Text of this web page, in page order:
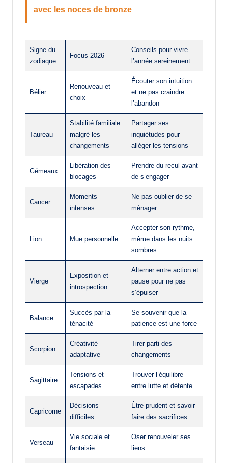
avec les noces de bronze
Signe du
zodiaque
Focus 2026
Conseils pour vivre
l’année sereinement
Bélier
Renouveau et
choix
Écouter son intuition
et ne pas craindre
l’abandon
Taureau
Stabilité familiale
malgré les
changements
Partager ses
inquiétudes pour
alléger les tensions
Gémeaux
Libération des
blocages
Prendre du recul avant
de s’engager
Cancer
Moments
intenses
Ne pas oublier de se
ménager
Lion Mue personnelle
Accepter son rythme,
même dans les nuits
sombres
Vierge
Exposition et
introspection
Alterner entre action et
pause pour ne pas
s’épuiser
Balance
Succès par la
ténacité
Se souvenir que la
patience est une force
Scorpion
Créativité
adaptative
Tirer parti des
changements
Sagittaire
Tensions et
escapades
Trouver l’équilibre
entre lutte et détente
Capricorne
Décisions
difficiles
Être prudent et savoir
faire des sacrifices
Verseau
Vie sociale et
fantaisie
Oser renouveler ses
liens